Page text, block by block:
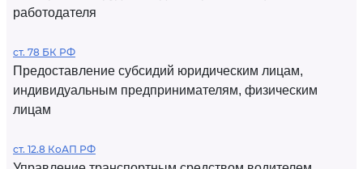
работодателя
ст. 78 БК РФ
Предоставление субсидий юридическим лицам,
индивидуальным предпринимателям, физическим
лицам
ст. 12.8 КоАП РФ